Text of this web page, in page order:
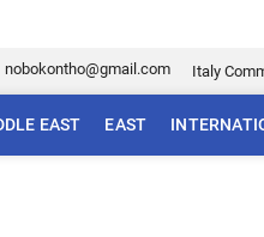
nobokontho@gmail.com Italy
EAST EAST